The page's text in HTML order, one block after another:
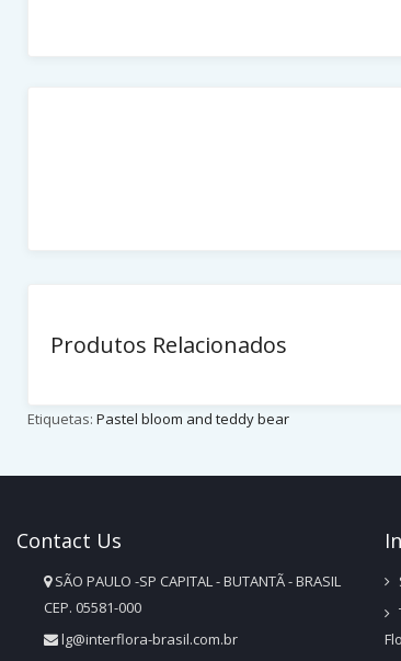
Produtos Relacionados
Etiquetas: Pastel bloom and teddy bear
Contact Us
SÃO PAULO -SP CAPITAL - BUTANTÃ - BRASIL
CEP. 05581-000
lg@interflora-brasil.com.br